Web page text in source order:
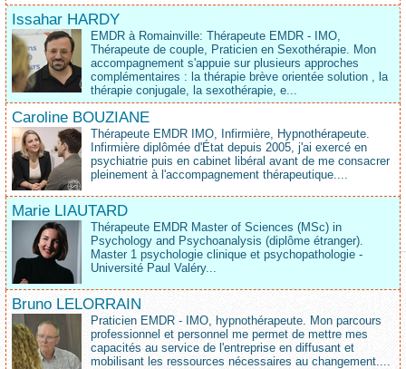
Issahar HARDY
EMDR à Romainville: Thérapeute EMDR - IMO,
Thérapeute de couple, Praticien en Sexothérapie. Mon
accompagnement s'appuie sur plusieurs approches
complémentaires : la thérapie brève orientée solution , la
thérapie conjugale, la sexothérapie, e...
Caroline BOUZIANE
Thérapeute EMDR IMO, Infirmière, Hypnothérapeute.
Infirmière diplômée d'État depuis 2005, j'ai exercé en
psychiatrie puis en cabinet libéral avant de me consacrer
pleinement à l'accompagnement thérapeutique....
Marie LIAUTARD
Thérapeute EMDR Master of Sciences (MSc) in
Psychology and Psychoanalysis (diplôme étranger).
Master 1 psychologie clinique et psychopathologie -
Université Paul Valéry...
Bruno LELORRAIN
Praticien EMDR - IMO, hypnothérapeute. Mon parcours
professionnel et personnel me permet de mettre mes
capacités au service de l'entreprise en diffusant et
mobilisant les ressources nécessaires au changement....